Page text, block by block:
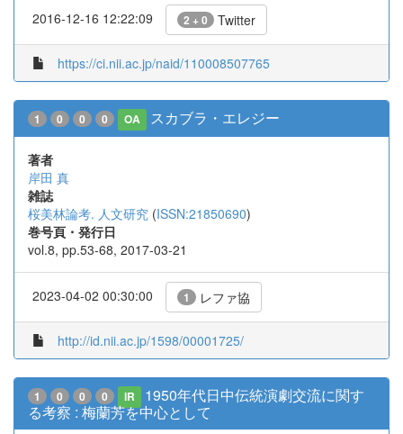
2016-12-16 12:22:09 2 + 0 Twitter
https://ci.nii.ac.jp/naid/110008507765
1 0 0 0 OA スカブラ・エレジー
著者
岸田 真
雑誌
桜美林論考. 人文研究 (ISSN:21850690)
巻号頁・発行日
vol.8, pp.53-68, 2017-03-21
2023-04-02 00:30:00 1 レファ協
http://id.nii.ac.jp/1598/00001725/
1 0 0 0 IR
1950年代日中伝統演劇交流に関す
る考察 : 梅蘭芳を中心として